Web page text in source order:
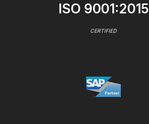
ISO 9001:2015
CERTIFIED